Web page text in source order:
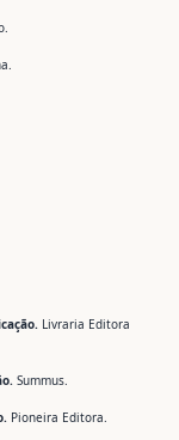
Livraria Editora
Summus.
Pioneira Editora.